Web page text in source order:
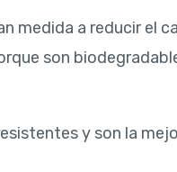
medida a reducir el
son
y son la